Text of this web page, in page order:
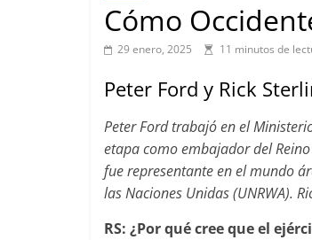
Cómo
29 enero, 2025 11 minutos de
Peter Ford y Rick
Peter Ford trabajó en el
etapa como embajador del
fue representante en el mundo
las Naciones Unidas (UNRWA).
RS: ¿Por qué cree que el